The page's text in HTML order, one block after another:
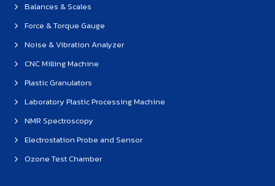
Balances & Scales
Force & Torque Gauge
Noise & Vibration Analyzer
CNC Milling Machine
Plastic Granulators
Laboratory Plastic Processing Machine
NMR Spectroscopy
Electrostation Probe and Sensor
Ozone Test Chamber